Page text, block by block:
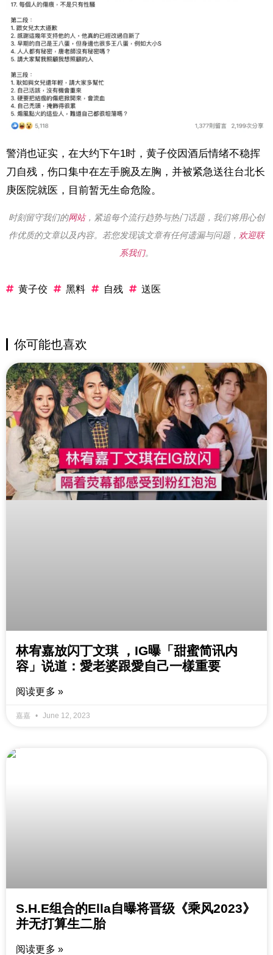
警消也证实，在大约下午1时，黄子佼因酒后情绪不稳挥
刀自残， 伤口集中在左手腕及左胸， 并被紧急送往台北长
庚医院就医， 目前暂无生命危险。
时刻留守我们的网站，紧追每个流行趋势与热门话题，我们将用心创
作优质的文章以及内容。若您发现该文章有任何遗漏与问题， 欢迎联
系我们。
黄子佼 黑料 自残 送医
你可能也喜欢
林宥嘉放闪丁文琪 ，IG曝「甜蜜简讯内
容」说道：愛老婆跟愛自己一樣重要
阅读更多 »
嘉嘉 June 12, 2023
S.H.E组合的Ella自曝将晋级《乘风2023》
并无打算生二胎
阅读更多 »